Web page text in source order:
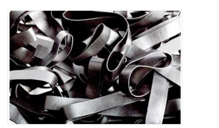
Pallet elastiek
Kruiselastiek
Fastfix
Geknoopt elastiek